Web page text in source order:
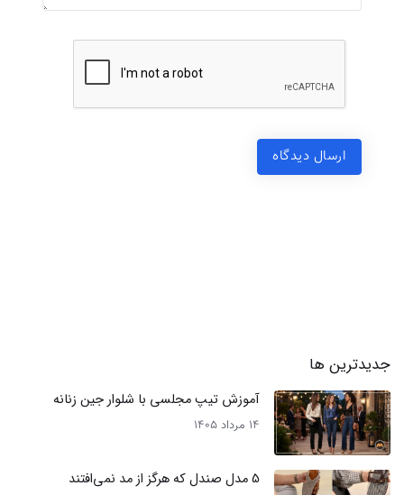
ارسال دیدگاه
جدیدترین ها
آموزش تیپ مجلسی با شلوار جین زنانه
14 مرداد 1405
5 مدل صندل که هرگز از مد نمی‌افتند